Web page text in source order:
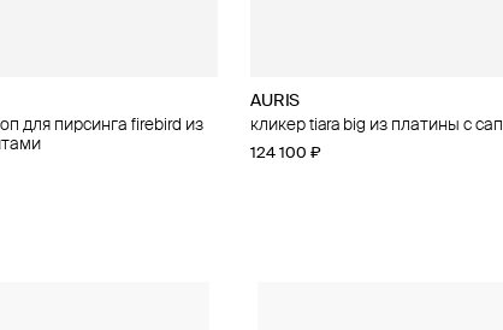
для пирсинга firebird из
AURIS
кликер tiara big из платины с
124 100 ₽
пирсинга threeleaf из
AURIS
малый топ для пирсинга
15 400 ₽